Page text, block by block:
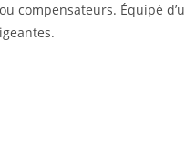
Équipé